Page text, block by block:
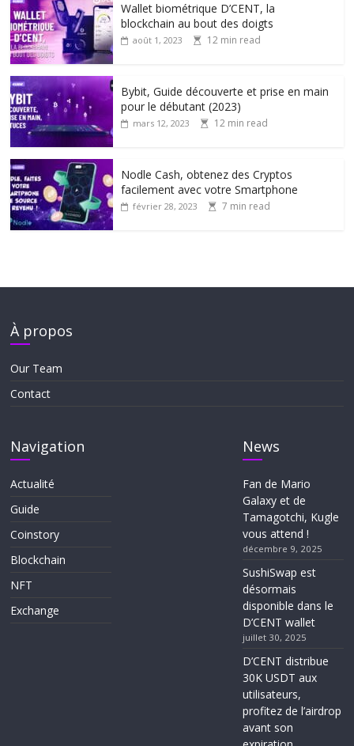
Wallet biométrique D’CENT, la
blockchain au bout des doigts
août 1, 2023 12 min read
Bybit, Guide découverte et prise en main
pour le débutant (2023)
mars 12, 2023 12 min read
Nodle Cash, obtenez des Cryptos
facilement avec votre Smartphone
février 28, 2023 7 min read
À propos
Our Team
Contact
Navigation
Actualité
Guide
Coinstory
Blockchain
NFT
Exchange
News
Fan de Mario
Galaxy et de
Tamagotchi, Kugle
vous attend !
décembre 9, 2025
SushiSwap est
désormais
disponible dans le
D’CENT wallet
juillet 30, 2025
D’CENT distribue
30K USDT aux
utilisateurs,
profitez de l’airdrop
avant son